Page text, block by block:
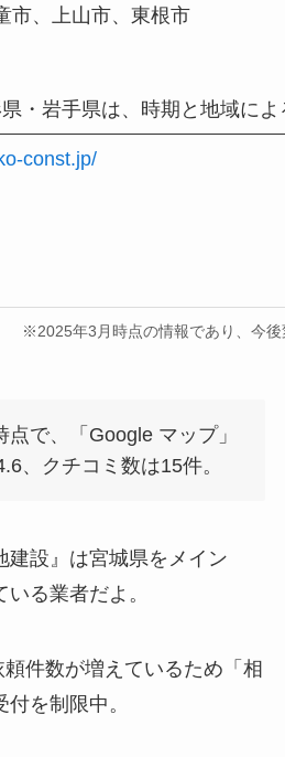
市、上山市、東根市
・岩手県は、時期と地域によ
const.jp/
※2025年3月時点の情報であり、今
点で、「Google マップ」
、クチコミ数は15件。
建設』は宮城県をメイン
る業者だよ。
件数が増えているため「相
を制限中。